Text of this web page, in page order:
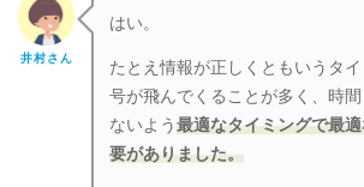
井村さん
はい。
たとえ情報が正しくともいうタ
号が飛んでくることが多く、時
ないよう最適なタイミングで最
要がありました。